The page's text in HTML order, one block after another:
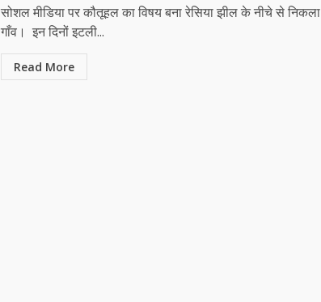
सोशल मीडिया पर कौतूहल का विषय बना रेसिया झील के नीचे से निकला
गाँव। इन दिनों इटली...
Read More